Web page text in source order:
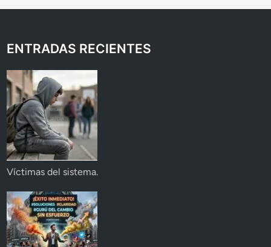
ENTRADAS RECIENTES
Víctimas del sistema.